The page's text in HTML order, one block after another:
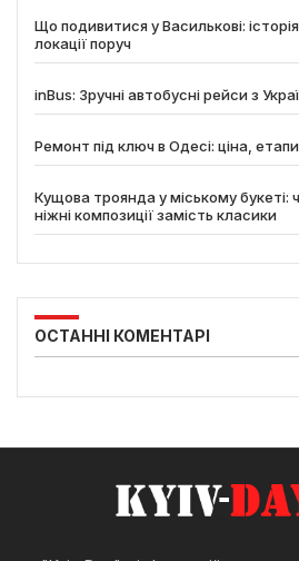
Що подивитися у Василькові:
локації поруч
inBus: Зручні автобусні рейси з
Ремонт під ключ в Одесі: ціна,
Кущова троянда у міському букеті:
ніжні композиції замість класики
ОСТАННІ КОМЕНТАРІ